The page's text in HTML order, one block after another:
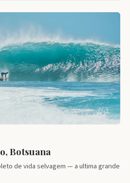
Botsuana
de vida selvagem — a ultima grande